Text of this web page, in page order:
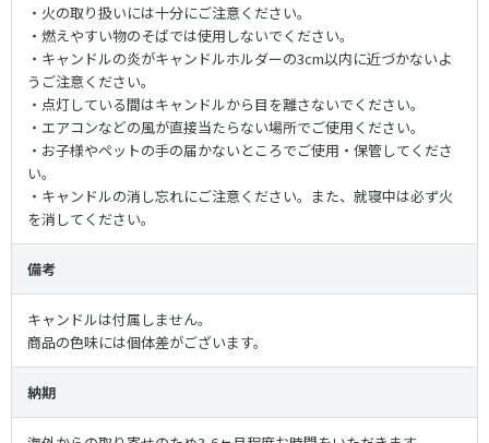
・火の取り扱いには十分にご注意ください。
・燃えやすい物のそばでは使用しないでください。
・キャンドルの炎がキャンドルホルダーの3cm以内に近づかないよ
うご注意ください。
・点灯している間はキャンドルから目を離さないでください。
・エアコンなどの風が直接当たらない場所でご使用ください。
・お子様やペットの手の届かないところでご使用・保管してくださ
い。
・キャンドルの消し忘れにご注意ください。また、就寝中は必ず火
を消してください。
備考
キャンドルは付属しません。
商品の色味には個体差がございます。
納期